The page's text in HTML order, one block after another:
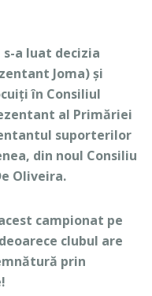
a luat decizia
Joma) și
în Consiliul
al Primăriei
suporterilor
din noul Consiliu
Oliveira.
campionat pe
clubul are
prin